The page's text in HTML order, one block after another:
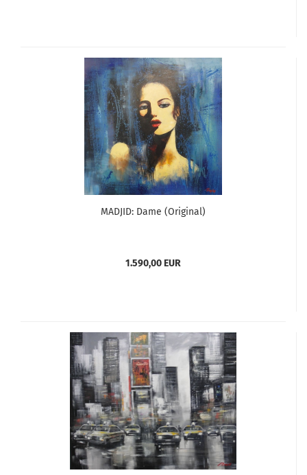
MADJID: Dame (Original)
1.590,00 EUR